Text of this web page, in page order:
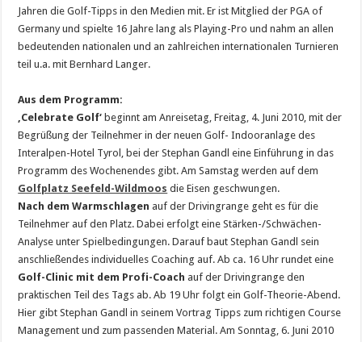
Jahren die Golf-Tipps in den Medien mit. Er ist Mitglied der PGA of
Germany und spielte 16 Jahre lang als Playing-Pro und nahm an allen
bedeutenden nationalen und an zahlreichen internationalen Turnieren
teil u.a. mit Bernhard Langer.
Aus dem Programm:
‚Celebrate Golf‘ beginnt am Anreisetag, Freitag, 4. Juni 2010, mit der
Begrüßung der Teilnehmer in der neuen Golf- Indooranlage des
Interalpen-Hotel Tyrol, bei der Stephan Gandl eine Einführung in das
Programm des Wochenendes gibt. Am Samstag werden auf dem
Golfplatz Seefeld-Wildmoos die Eisen geschwungen.
Nach dem Warmschlagen auf der Drivingrange geht es für die
Teilnehmer auf den Platz. Dabei erfolgt eine Stärken-/Schwächen-
Analyse unter Spielbedingungen. Darauf baut Stephan Gandl sein
anschließendes individuelles Coaching auf. Ab ca. 16 Uhr rundet eine
Golf-Clinic mit dem Profi-Coach auf der Drivingrange den
praktischen Teil des Tags ab. Ab 19 Uhr folgt ein Golf-Theorie-Abend.
Hier gibt Stephan Gandl in seinem Vortrag Tipps zum richtigen Course
Management und zum passenden Material. Am Sonntag, 6. Juni 2010